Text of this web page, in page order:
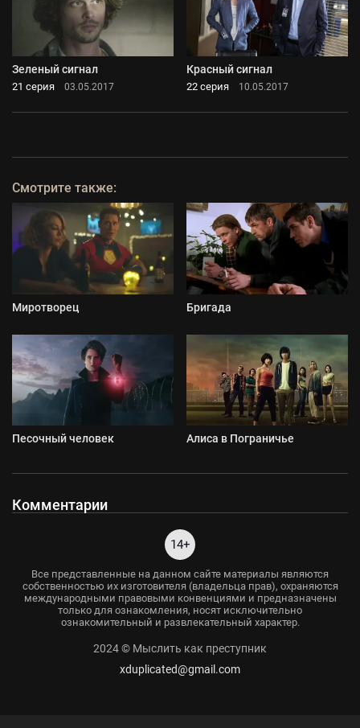
Зеленый сигнал
21 серия 03.05.2017
Красный сигнал
22 серия 10.05.2017
Смотрите также:
Миротворец Бригада
Песочный человек Алиса в Пограничье
Комментарии
14+
Все представленные на данном сайте материалы являются
собственностью их изготовителя (владельца прав), охраняются
международными правовыми конвенциями и предназначены
только для ознакомления, носят исключительно
ознакомительный и развлекательный характер.
2024 © Мыслить как преступник
xduplicated@gmail.com